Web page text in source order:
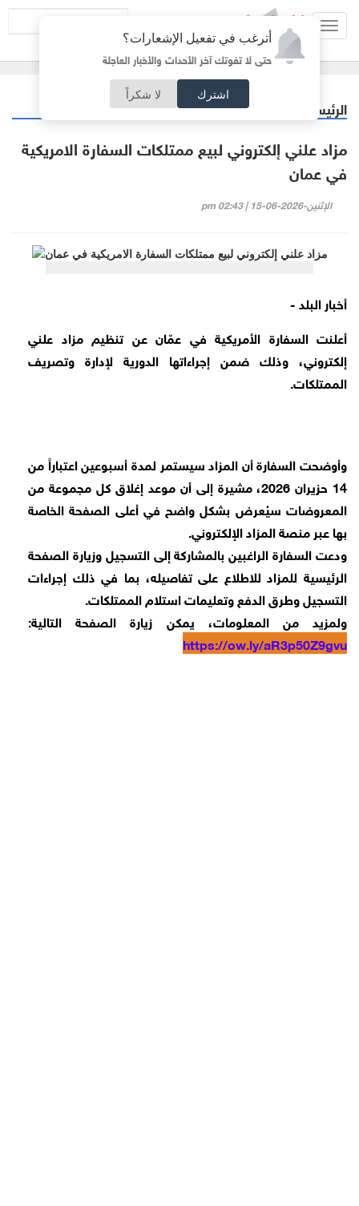
أترغب في تفعيل الإشعارات؟
حتى لا تفوتك آخر الأحداث والأخبار العاجلة
اشترك لا شكراً
الرئيسية
مزاد علني إلكتروني لبيع ممتلكات السفارة الامريكية
في عمان
الإثنين-2026-06-15 | 02:43 pm
أخبار البلد -
أعلنت السفارة الأمريكية في عمّان عن تنظيم مزاد علني
إلكتروني، وذلك ضمن إجراءاتها الدورية لإدارة وتصريف
الممتلكات.
وأوضحت السفارة أن المزاد سيستمر لمدة أسبوعين اعتباراً من
14 حزيران 2026، مشيرة إلى أن موعد إغلاق كل مجموعة من
المعروضات سيُعرض بشكل واضح في أعلى الصفحة الخاصة
بها عبر منصة المزاد الإلكتروني.
ودعت السفارة الراغبين بالمشاركة إلى التسجيل وزيارة الصفحة
الرئيسية للمزاد للاطلاع على تفاصيله، بما في ذلك إجراءات
التسجيل وطرق الدفع وتعليمات استلام الممتلكات.
ولمزيد من المعلومات، يمكن زيارة الصفحة التالية:
https://ow.ly/aR3p50Z9gvu